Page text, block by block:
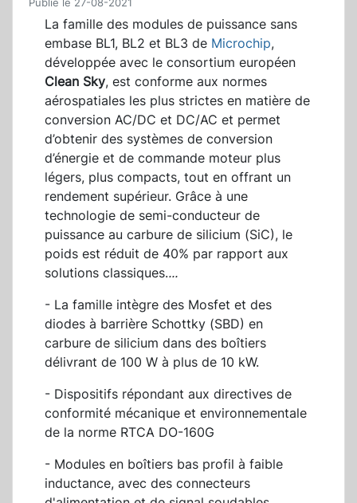
Publié le 27-08-2021
La famille des modules de puissance sans
embase BL1, BL2 et BL3 de Microchip,
développée avec le consortium européen
Clean Sky, est conforme aux normes
aérospatiales les plus strictes en matière de
conversion AC/DC et DC/AC et permet
d’obtenir des systèmes de conversion
d’énergie et de commande moteur plus
légers, plus compacts, tout en offrant un
rendement supérieur. Grâce à une
technologie de semi-conducteur de
puissance au carbure de silicium (SiC), le
poids est réduit de 40% par rapport aux
solutions classiques....
- La famille intègre des Mosfet et des
diodes à barrière Schottky (SBD) en
carbure de silicium dans des boîtiers
délivrant de 100 W à plus de 10 kW.
- Dispositifs répondant aux directives de
conformité mécanique et environnementale
de la norme RTCA DO-160G
- Modules en boîtiers bas profil à faible
inductance, avec des connecteurs